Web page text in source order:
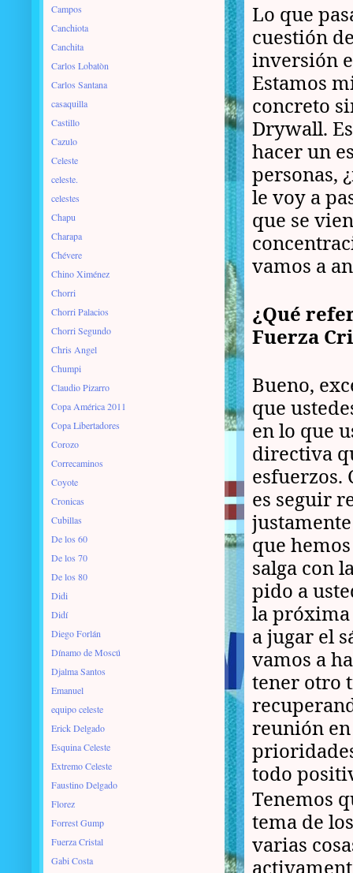
Lo que
cuestión
inversión
Estamos
concreto
Drywall.
hacer un
personas,
le voy a
que se
vamos a
¿Qué
Fuerza
Bueno,
que
en lo que
directiva
esfuerzos.
es seguir
que
salga con
pido a
la próxima
a jugar el
vamos a
tener otro
reunión
todo
Tenemos
tema de
varias
Campos
Canchiota
Canchita
Carlos Lobatòn
Carlos Santana
casaquilla
Castillo
Cazulo
Celeste
celeste.
celestes
Chapu
Charapa
Chévere
Chino Ximénez
Chorri
Chorri Palacios
Chorri Segundo
Chris Angel
Chumpi
Claudio Pizarro
Copa América 2011
Copa Libertadores
Corozo
Correcaminos
Coyote
Cronicas
Cubillas
De los 60
De los 70
De los 80
Didi
Didí
Diego Forlán
Dínamo de Moscú
Djalma Santos
Emanuel
equipo celeste
Erick Delgado
Esquina Celeste
Extremo Celeste
Faustino Delgado
Florez
Forrest Gump
Fuerza Cristal
Gabi Costa